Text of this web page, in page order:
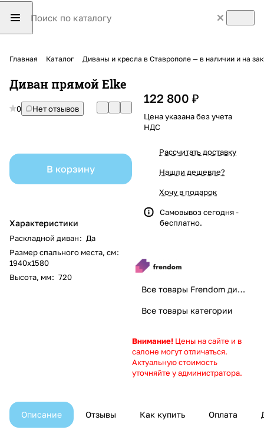
Главная Каталог Диваны и кресла в Ставрополе — в наличии и на
Диван прямой Elke
0 Нет отзывов
В корзину
Характеристики
Раскладной диван: Да
Размер спального места, см:
1940x1580
Высота, мм: 720
122 800 ₽
Цена указана без учета
НДС
Рассчитать доставку
Нашли дешевле?
Хочу в подарок
Самовывоз сегодня -
бесплатно.
Все товары Frendom диваны. Добро пожаловать домой
Все товары категории
Внимание! Цены на сайте и в
салоне могут отличаться.
Актуальную стоимость
уточняйте у администратора.
Описание Отзывы Как купить Оплата